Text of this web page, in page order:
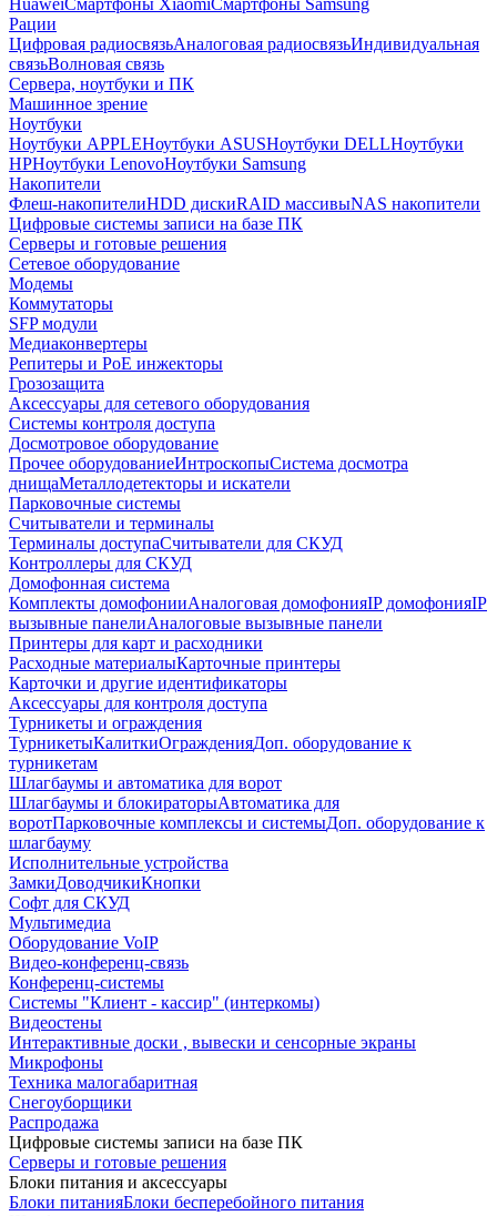
HuaweiСмартфоны XiaomiСмартфоны Samsung
Рации
Цифровая радиосвязьАналоговая радиосвязьИндивидуальная
связьВолновая связь
Сервера, ноутбуки и ПК
Машинное зрение
Ноутбуки
Ноутбуки APPLEНоутбуки ASUSНоутбуки DELLНоутбуки
HPНоутбуки LenovoНоутбуки Samsung
Накопители
Флеш-накопителиHDD дискиRAID массивыNAS накопители
Цифровые системы записи на базе ПК
Серверы и готовые решения
Сетевое оборудование
Модемы
Коммутаторы
SFP модули
Медиаконвертеры
Репитеры и PoE инжекторы
Грозозащита
Аксессуары для сетевого оборудования
Системы контроля доступа
Досмотровое оборудование
Прочее оборудованиеИнтроскопыСистема досмотра
днищаМеталлодетекторы и искатели
Парковочные системы
Считыватели и терминалы
Терминалы доступаСчитыватели для СКУД
Контроллеры для СКУД
Домофонная система
Комплекты домофонииАналоговая домофонияIP домофонияIP
вызывные панелиАналоговые вызывные панели
Принтеры для карт и расходники
Расходные материалыКарточные принтеры
Карточки и другие идентификаторы
Аксессуары для контроля доступа
Турникеты и ограждения
ТурникетыКалиткиОгражденияДоп. оборудование к
турникетам
Шлагбаумы и автоматика для ворот
Шлагбаумы и блокираторыАвтоматика для
воротПарковочные комплексы и системыДоп. оборудование к
шлагбауму
Исполнительные устройства
ЗамкиДоводчикиКнопки
Софт для СКУД
Мультимедиа
Оборудование VoIP
Видео-конференц-связь
Конференц-системы
Системы "Клиент - кассир" (интеркомы)
Видеостены
Интерактивные доски , вывески и сенсорные экраны
Микрофоны
Техника малогабаритная
Снегоуборщики
Распродажа
Цифровые системы записи на базе ПК
Серверы и готовые решения
Блоки питания и аксессуары
Блоки питанияБлоки бесперебойного питания